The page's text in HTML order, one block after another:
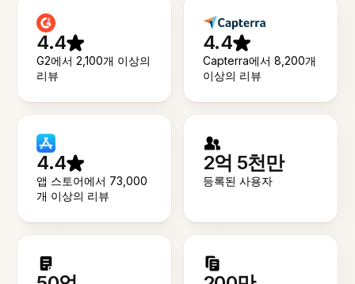
4.4
G2에서 2,100개 이상의
리뷰
4.4
Capterra에서 8,200개
이상의 리뷰
4.4
앱 스토어에서 73,000
개 이상의 리뷰
2억 5천만
등록된 사용자